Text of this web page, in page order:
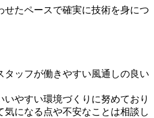
せたペースで確実に技術を身につ
タッフが働きやすい風通しの良い
いやすい環境づくりに努めており
気になる点や不安なことは相談し